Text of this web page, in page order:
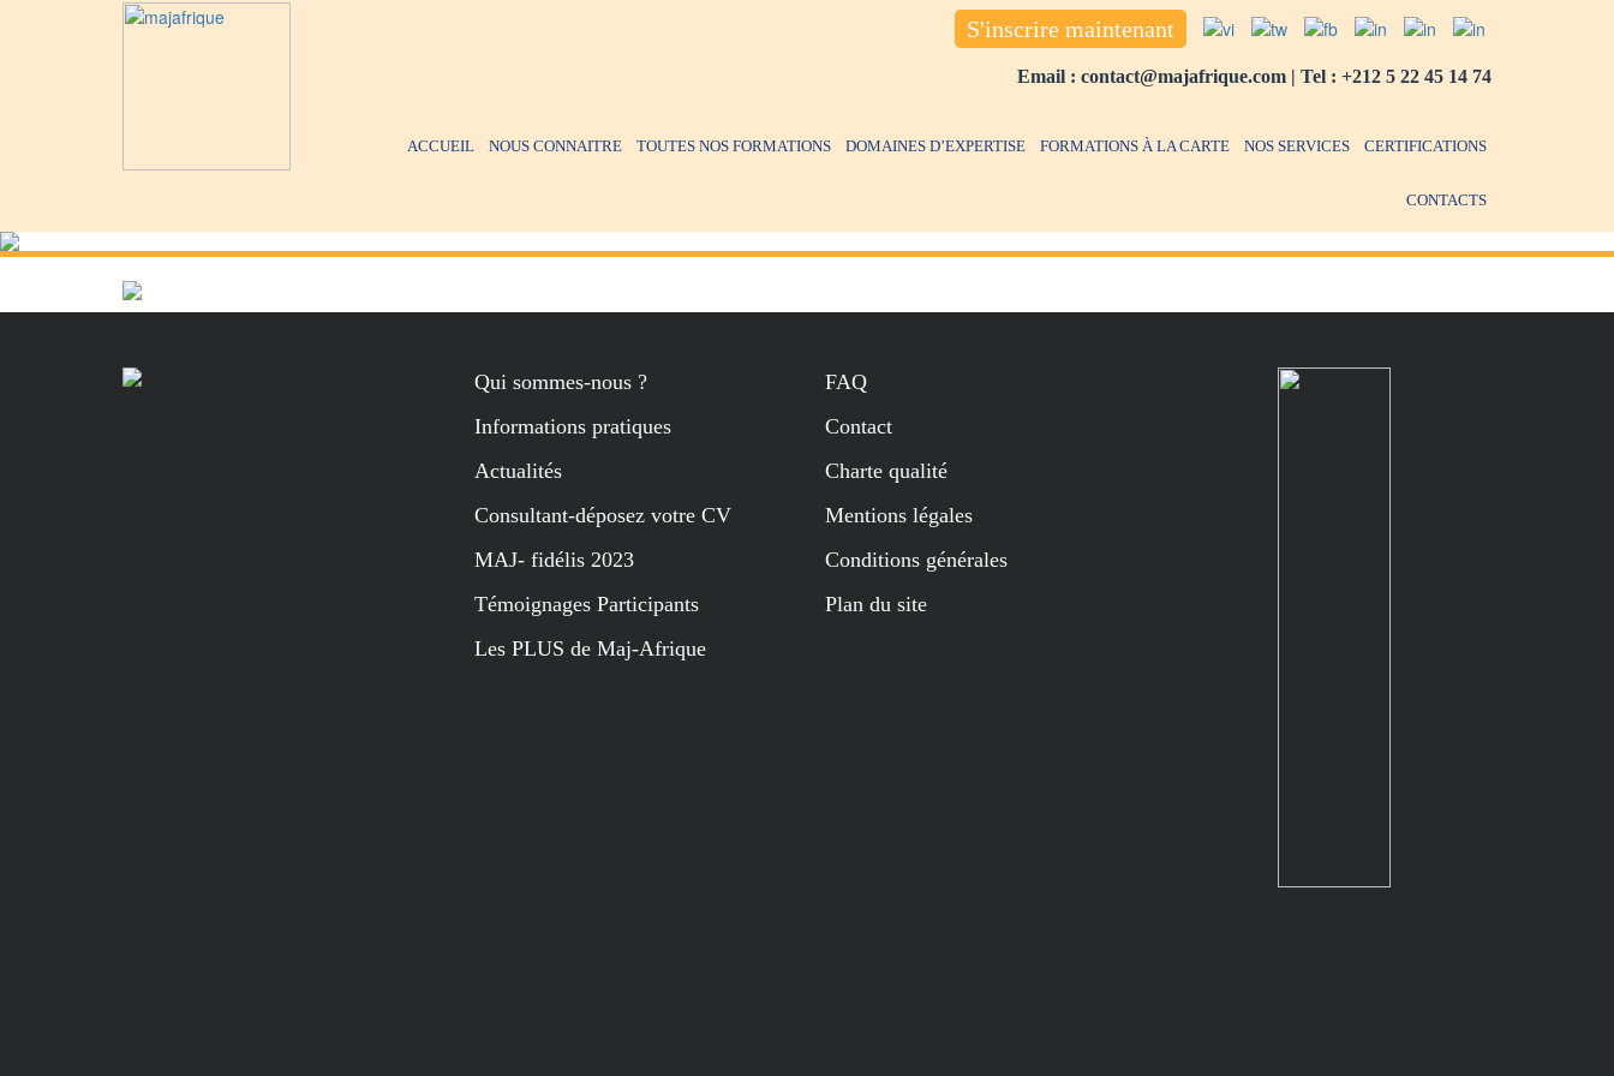
S'inscrire maintenant
Email : contact@majafrique.com | Tel : +212 5 22 45 14 74
ACCUEIL NOUS CONNAITRE TOUTES NOS FORMATIONS DOMAINES D’EXPERTISE FORMATIONS À LA CARTE NOS SERVICES CERTIFICATIONS
CONTACTS
Qui sommes-nous ?
Informations pratiques
Actualités
Consultant-déposez votre CV
MAJ- fidélis 2023
Témoignages Participants
Les PLUS de Maj-Afrique
FAQ
Contact
Charte qualité
Mentions légales
Conditions générales
Plan du site